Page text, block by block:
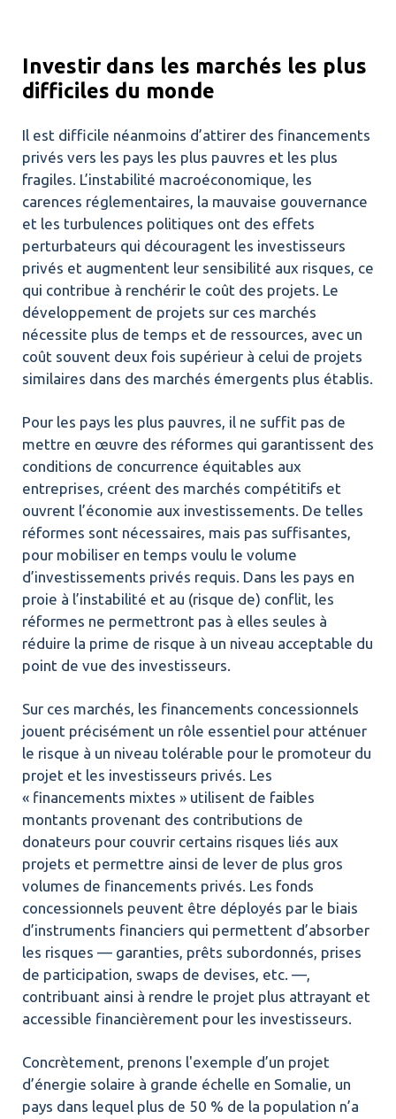
Investir dans les marchés les plus
difficiles du monde
Il est difficile néanmoins d’attirer des financements
privés vers les pays les plus pauvres et les plus
fragiles. L’instabilité macroéconomique, les
carences réglementaires, la mauvaise gouvernance
et les turbulences politiques ont des effets
perturbateurs qui découragent les investisseurs
privés et augmentent leur sensibilité aux risques, ce
qui contribue à renchérir le coût des projets. Le
développement de projets sur ces marchés
nécessite plus de temps et de ressources, avec un
coût souvent deux fois supérieur à celui de projets
similaires dans des marchés émergents plus établis.
Pour les pays les plus pauvres, il ne suffit pas de
mettre en œuvre des réformes qui garantissent des
conditions de concurrence équitables aux
entreprises, créent des marchés compétitifs et
ouvrent l’économie aux investissements. De telles
réformes sont nécessaires, mais pas suffisantes,
pour mobiliser en temps voulu le volume
d’investissements privés requis. Dans les pays en
proie à l’instabilité et au (risque de) conflit, les
réformes ne permettront pas à elles seules à
réduire la prime de risque à un niveau acceptable du
point de vue des investisseurs.
Sur ces marchés, les financements concessionnels
jouent précisément un rôle essentiel pour atténuer
le risque à un niveau tolérable pour le promoteur du
projet et les investisseurs privés. Les
« financements mixtes » utilisent de faibles
montants provenant des contributions de
donateurs pour couvrir certains risques liés aux
projets et permettre ainsi de lever de plus gros
volumes de financements privés. Les fonds
concessionnels peuvent être déployés par le biais
d’instruments financiers qui permettent d’absorber
les risques — garanties, prêts subordonnés, prises
de participation, swaps de devises, etc. —,
contribuant ainsi à rendre le projet plus attrayant et
accessible financièrement pour les investisseurs.
Concrètement, prenons l'exemple d’un projet
d’énergie solaire à grande échelle en Somalie, un
pays dans lequel plus de 50 % de la population n’a